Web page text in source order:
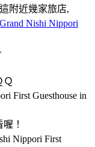
附近幾家旅店,
Nishi Nippori
Ｑ
First Guesthouse in
！
Nippori First